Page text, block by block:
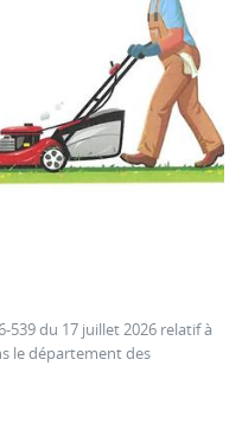
539 du 17 juillet 2026 relatif à
le département des